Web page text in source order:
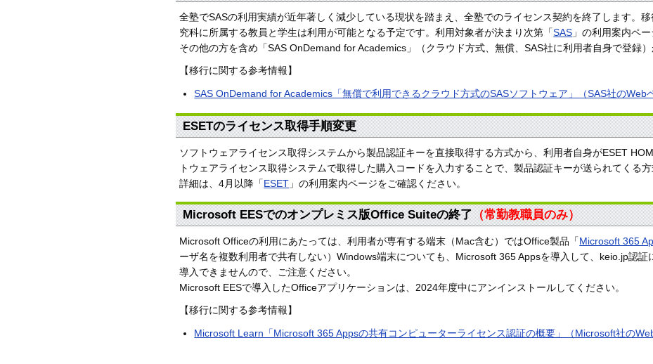
全塾でSASの利用実績が近年著しく減少している現状を踏まえ、全塾でのライセンス契約を終了します。
究科に所属する教員と学生は利用が可能となる予定です。利用対象者が決まり次第「SAS 」の利用案内ペ
その他の方を含め「SAS OnDemand for Academics」（クラウド方式、無償、SAS社に利用者自身で登録
【移行に関する参考情報】
SAS OnDemand for Academics「無償で利用できるクラウド方式のSASソフトウェア」（SAS社のWeb
ESETのライセンス取得手順変更
ソフトウェアライセンス取得システムから製品認証キーを直接取得する方式から、利用者自身がESET
トウェアライセンス取得システムで取得した購入コードを入力することで、製品認証キーが送られてくる方
詳細は、4月以降「ESET 」の利用案内ページをご確認ください。
Microsoft EESでのオンプレミス版Office Suiteの終了（常勤教職員のみ）
Microsoft Officeの利用にあたっては、利用者が専有する端末（Mac含む）ではOffice製品「Microsoft 365
ーザ名を複数利用者で共有しない）Windows端末についても、Microsoft 365 Appsを導入して、keio.jp認
導入できませんので、ご注意ください。
Microsoft EESで導入したOfficeアプリケーションは、2024年度中にアンインストールしてください。
【移行に関する参考情報】
Microsoft Learn「Microsoft 365 Appsの共有コンピューターライセンス認証の概要」（Microsoft社の